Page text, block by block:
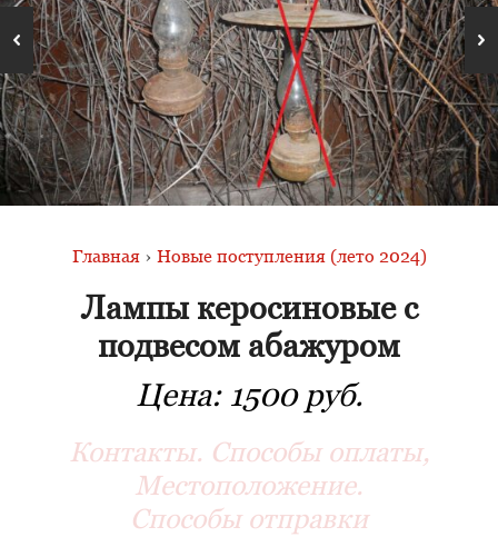
Главная › Новые поступления (лето 2024)
Лампы керосиновые с
подвесом абажуром
Цена: 1500 руб.
Контакты. Способы оплаты,
Местоположение.
Способы отправки